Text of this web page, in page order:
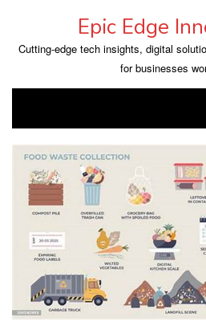
content
Epic Edge
Cutting-edge tech insights, digital
for businesses